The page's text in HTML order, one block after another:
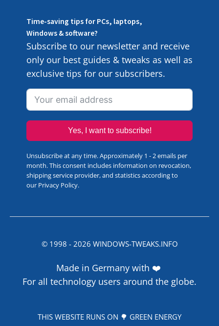
Time-saving tips for PCs, laptops,
Windows & software?
Subscribe to our newsletter and receive
only our best guides & tweaks as well as
exclusive tips for our subscribers.
Yes, I want to subscribe!
Unsubscribe at any time. Approximately 1 - 2 emails per
month. This consent includes information on revocation,
shipping service provider, and statistics according to
our Privacy Policy.
© 1998 - 2026 WINDOWS-TWEAKS.INFO
Made in Germany with ❤️
For all technology users around the globe.
THIS WEBSITE RUNS ON 🌳 GREEN ENERGY